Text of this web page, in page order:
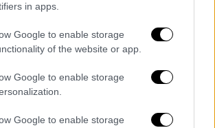
in apps.
Google to enable storage
of the website or app.
Google to enable storage
Google to enable storage